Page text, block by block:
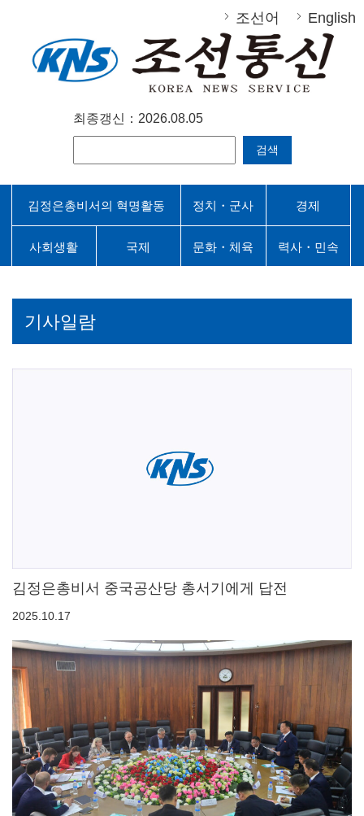
조선어 English
최종갱신：2026.08.05
검색
김정은총비서의 혁명활동 정치・군사 경제
사회생활 국제 문화・체육 력사・민속
기사일람
김정은총비서 중국공산당 총서기에게 답전
2025.10.17